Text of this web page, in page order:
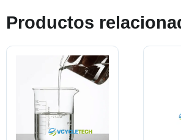
Productos